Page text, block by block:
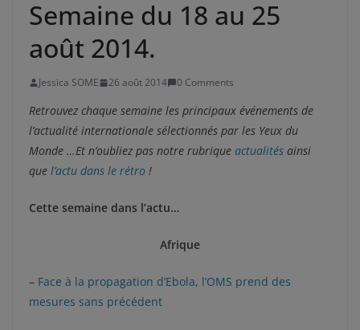
Semaine du 18 au 25
août 2014.
Jessica SOME 26 août 2014 0 Comments
Retrouvez chaque semaine les principaux événements de
l’actualité internationale sélectionnés par les Yeux du
Monde …Et n’oubliez pas notre rubrique actualités ainsi
que l’actu dans le rétro !
Cette semaine dans l’actu…
Afrique
– Face à la propagation d’Ebola, l’OMS prend des
mesures sans précédent